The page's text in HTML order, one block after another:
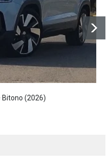
Bitono (2026)